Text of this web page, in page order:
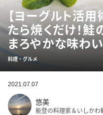
【ヨーグルト活用
たら焼くだけ！
まろやかな味わ
料理・グルメ
2021.07.07
悠美
能登の料理家＆いしかわ